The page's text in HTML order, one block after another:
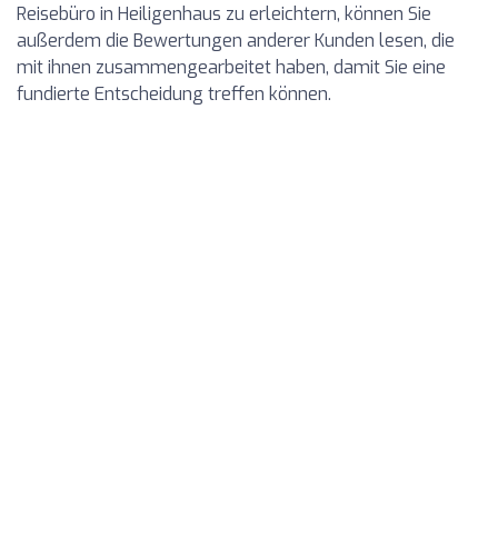
Reisebüro in Heiligenhaus zu erleichtern, können Sie
außerdem die Bewertungen anderer Kunden lesen, die
mit ihnen zusammengearbeitet haben, damit Sie eine
fundierte Entscheidung treffen können.